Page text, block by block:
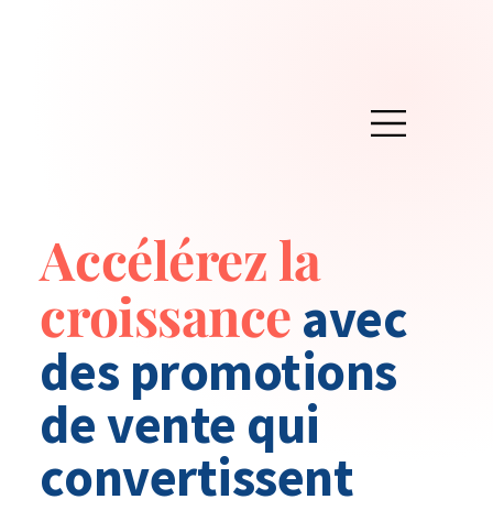
Accélérez la
croissance avec
des promotions
de vente qui
convertissent